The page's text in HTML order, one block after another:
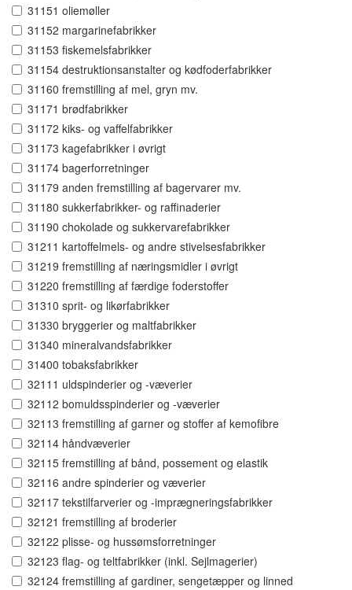
31151 oliemøller
31152 margarinefabrikker
31153 fiskemelsfabrikker
31154 destruktionsanstalter og kødfoderfabrikker
31160 fremstilling af mel, gryn mv.
31171 brødfabrikker
31172 kiks- og vaffelfabrikker
31173 kagefabrikker i øvrigt
31174 bagerforretninger
31179 anden fremstilling af bagervarer mv.
31180 sukkerfabrikker- og raffinaderier
31190 chokolade og sukkervarefabrikker
31211 kartoffelmels- og andre stivelsesfabrikker
31219 fremstilling af næringsmidler i øvrigt
31220 fremstilling af færdige foderstoffer
31310 sprit- og likørfabrikker
31330 bryggerier og maltfabrikker
31340 mineralvandsfabrikker
31400 tobaksfabrikker
32111 uldspinderier og -væverier
32112 bomuldsspinderier og -væverier
32113 fremstilling af garner og stoffer af kemofibre
32114 håndvæverier
32115 fremstilling af bånd, possement og elastik
32116 andre spinderier og væverier
32117 tekstilfarverier og -imprægneringsfabrikker
32121 fremstilling af broderier
32122 plisse- og hussømsforretninger
32123 flag- og teltfabrikker (inkl. Sejlmagerier)
32124 fremstilling af gardiner, sengetæpper og linned